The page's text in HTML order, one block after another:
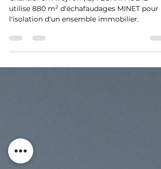
ECHAFAUD 12 et MINET
une collaboration solide !
Chantier en Aveyron (12) : ECHAFAUD12